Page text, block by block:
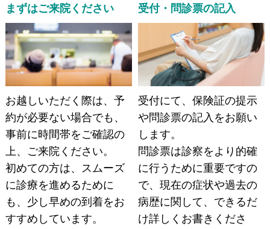
まずはご来院ください
お越しいただく際は、予
約が必要ない場合でも、
事前に時間帯をご確認の
上、ご来院ください。
初めての方は、スムーズ
に診療を進めるために
も、少し早めの到着をお
すすめしています。
受付・問診票の記入
受付にて、保険証の提示
や問診票の記入をお願い
します。
問診票は診察をより的確
に行うために重要ですの
で、現在の症状や過去の
病歴に関して、できるだ
け詳しくお書きくださ